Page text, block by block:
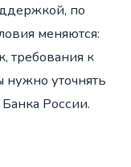
по
меняются:
требования к
уточнять
России.